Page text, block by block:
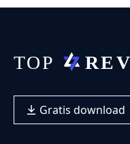
Gratis download